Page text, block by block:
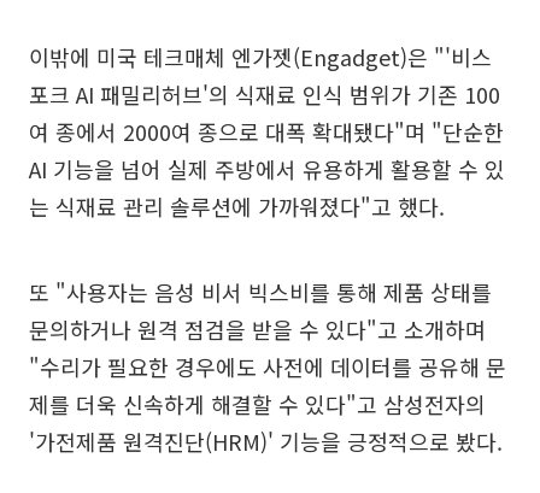
이밖에 미국 테크매체 엔가젯(Engadget)은 "'비스
포크 AI 패밀리허브'의 식재료 인식 범위가 기존 100
여 종에서 2000여 종으로 대폭 확대됐다"며 "단순한
AI 기능을 넘어 실제 주방에서 유용하게 활용할 수 있
는 식재료 관리 솔루션에 가까워졌다"고 했다.
또 "사용자는 음성 비서 빅스비를 통해 제품 상태를
문의하거나 원격 점검을 받을 수 있다"고 소개하며
"수리가 필요한 경우에도 사전에 데이터를 공유해 문
제를 더욱 신속하게 해결할 수 있다"고 삼성전자의
'가전제품 원격진단(HRM)' 기능을 긍정적으로 봤다.